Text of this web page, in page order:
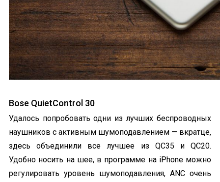
Bose QuietControl 30
Удалось попробовать одни из лучших беспроводных
наушников с активным шумоподавлением — вкратце,
здесь объединили все лучшее из QC35 и QC20.
Удобно носить на шее, в программе на iPhone можно
регулировать уровень шумоподавления, ANC очень